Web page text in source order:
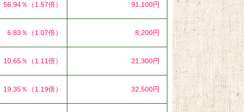
56.94％ （1.57倍） 91,100円
6.83％ （1.07倍） 8,200円
10.65％ （1.11倍） 21,300円
19.35％ （1.19倍） 32,500円